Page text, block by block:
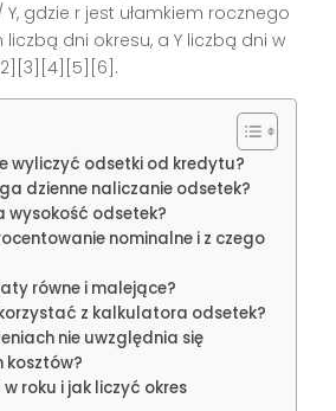
Y, gdzie r jest ułamkiem rocznego
dni okresu, a Y liczbą dni w
wyliczyć odsetki od kredytu?
dzienne naliczanie odsetek?
wysokość odsetek?
nominalne i z czego
równe i malejące?
z kalkulatora odsetek?
nie uwzględnia się
roku i jak liczyć okres